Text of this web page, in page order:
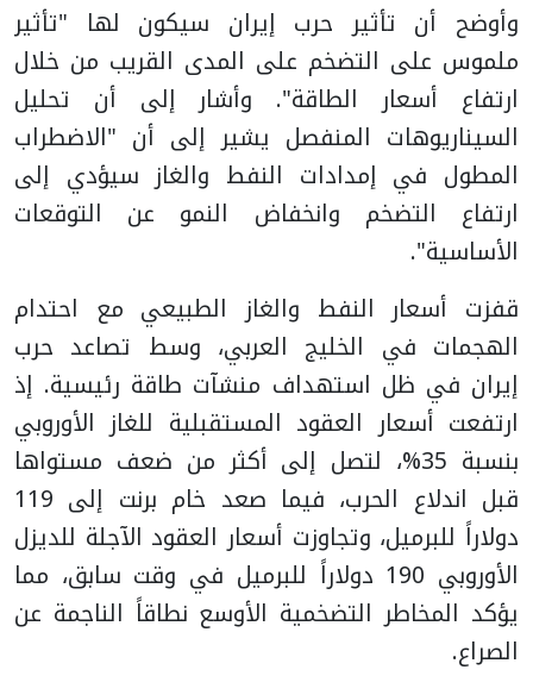
وأوضح أن تأثير حرب إيران سيكون لها "تأثير
ملموس على التضخم على المدى القريب من خلال
ارتفاع أسعار الطاقة". وأشار إلى أن تحليل
السيناريوهات المنفصل يشير إلى أن "الاضطراب
المطول في إمدادات النفط والغاز سيؤدي إلى
ارتفاع التضخم وانخفاض النمو عن التوقعات
الأساسية".
قفزت أسعار النفط والغاز الطبيعي مع احتدام
الهجمات في الخليج العربي، وسط تصاعد حرب
إيران في ظل استهداف منشآت طاقة رئيسية. إذ
ارتفعت أسعار العقود المستقبلية للغاز الأوروبي
بنسبة 35%، لتصل إلى أكثر من ضعف مستواها
قبل اندلاع الحرب، فيما صعد خام برنت إلى 119
دولاراً للبرميل، وتجاوزت أسعار العقود الآجلة للديزل
الأوروبي 190 دولاراً للبرميل في وقت سابق، مما
يؤكد المخاطر التضخمية الأوسع نطاقاً الناجمة عن
الصراع.